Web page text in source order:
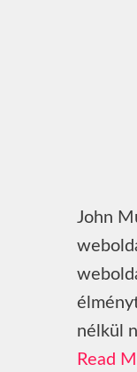
John
nélkül
Read